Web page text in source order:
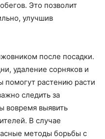
Это позволит
улучшив
после посадки.
удаление сорняков и
растению расти
следить за
вовремя выявить
В случае
методы борьбы с